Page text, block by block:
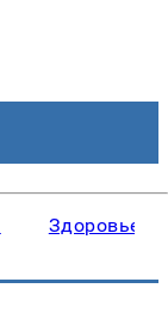
Здоровье